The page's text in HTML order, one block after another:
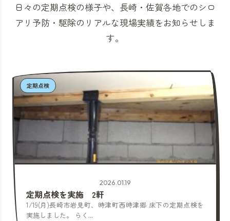
日々の定期点検の様子や、長崎・佐賀各地でのシロ
アリ予防・駆除のリアルな現場実績をお知らせしま
す。
定期点検
2026.01.19
定期点検を実施 2軒
1/19(月)長崎市岩見町、時津町西時津郷 床下の定期点検を
実施しました。 らく...